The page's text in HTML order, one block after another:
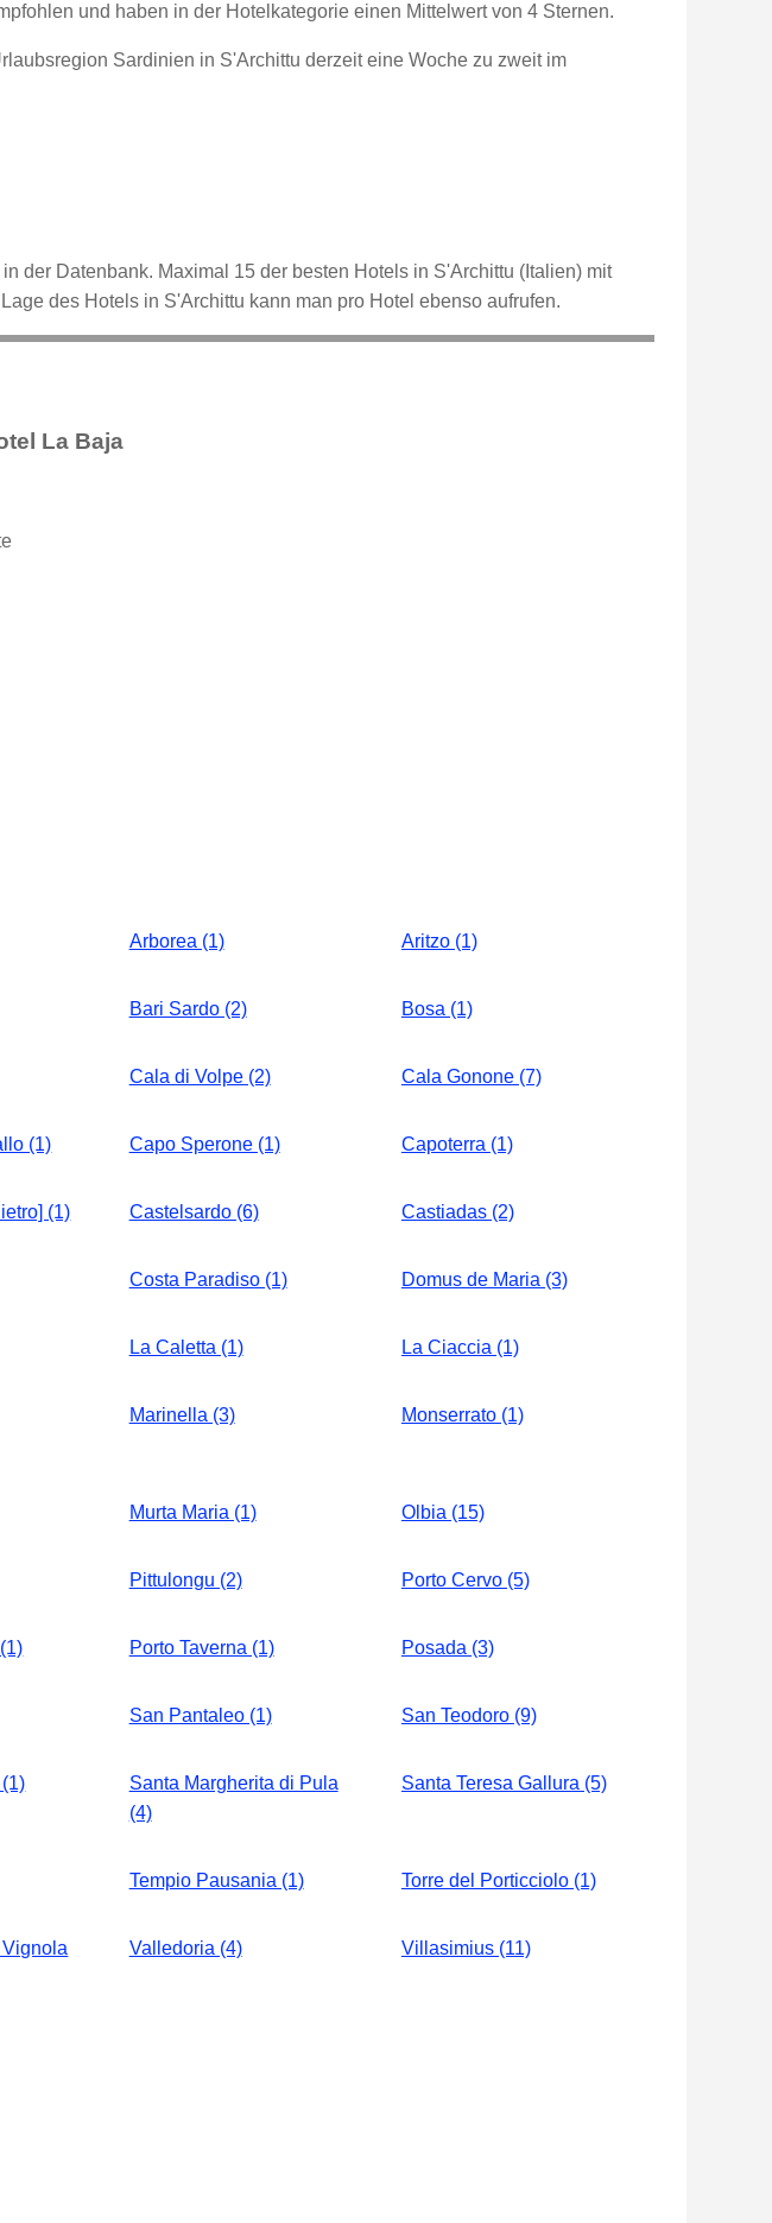
und haben in der Hotelkategorie einen Mittelwert von 4 Sternen.
Sardinien in S'Archittu derzeit eine Woche zu zweit im
der Datenbank. Maximal 15 der besten Hotels in S'Archittu (Italien) mit
des Hotels in S'Archittu kann man pro Hotel ebenso aufrufen.
La Baja
Arborea (1) Aritzo (1)
Bari Sardo (2) Bosa (1)
Cala di Volpe (2) Cala Gonone (7)
(1) Capo Sperone (1) Capoterra (1)
(1) Castelsardo (6) Castiadas (2)
Costa Paradiso (1) Domus de Maria (3)
La Caletta (1) La Ciaccia (1)
Marinella (3) Monserrato (1)
Murta Maria (1) Olbia (15)
Pittulongu (2) Porto Cervo (5)
Porto Taverna (1) Posada (3)
San Pantaleo (1) San Teodoro (9)
Santa Margherita di Pula
(4)
Santa Teresa Gallura (5)
Tempio Pausania (1) Torre del Porticciolo (1)
Valledoria (4) Villasimius (11)